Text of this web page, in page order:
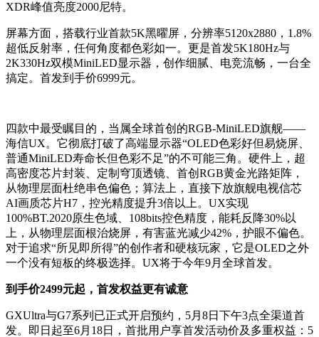
XDR峰值亮度2000尼特。
屏幕方面，搭载行业首款5K黑曜屏，分辨率5120x2880，1.8%
超低反射率，任何角度都色彩如一。更是首发5K180Hz与
2K330Hz双模MiniLED显示器，创作细腻、电竞流畅，一台全
搞定。首发到手价6999元。
四款中最受瞩目的，当属全球首创的RGB-MiniLED旗舰——
海信UX。它彻底打破了高端显示器“OLED色彩好但易烧屏、
普通MiniLED寿命长但色彩不足”的不可能三角。硬件上，超
高密度芯片封装、定制穹顶透镜、首创RGB黄金光路矩阵，
从物理层面杜绝串色偏色；算法上，直接下放旗舰电视信芯
AI画质芯片H7，控光精度提升3倍以上。UX实现
100%BT.2020原生色域、108bits控色精度，能耗反降30%以
上，从物理层面根治烧屏，有害蓝光减少42%，护眼不偏色。
对于追求“所见即所得”的创作者和硬核玩家，它是OLED之外
一个没有短板的终极选择。UX将于今年9月全球首发。
到手价2499元起，首发权益更有诚意
GXUltra与G7系列已正式开启预约，5月8日下午3点全渠道首
发。即日起至6月18日，首批用户享首发活动价及多重权益：5